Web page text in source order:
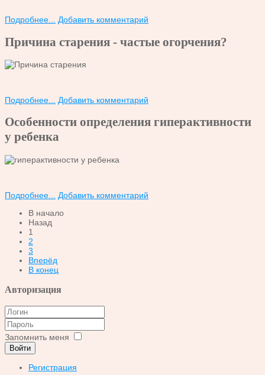
Подробнее... Добавить комментарий
Причина старения - частые огорчения?
Подробнее... Добавить комментарий
Особенности определения гиперактивности
у ребенка
Подробнее...
Добавить комментарий
В начало
Назад
1
2
3
Вперёд
В конец
Авторизация
Запомнить меня
Войти
Регистрация